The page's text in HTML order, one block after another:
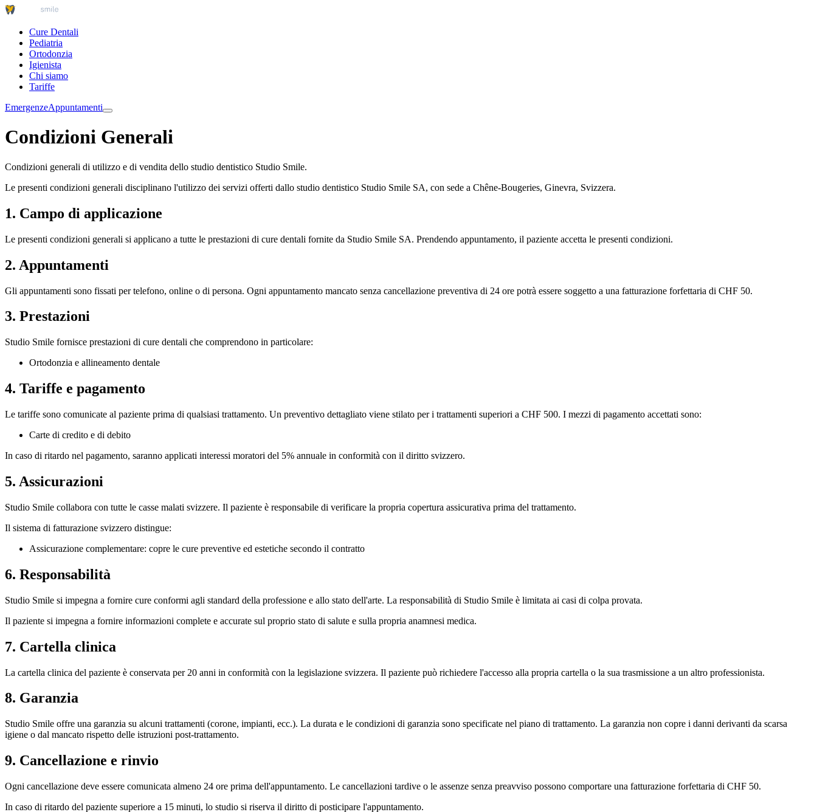
Cure Dentali
Pediatria
Ortodonzia
Igienista
Chi siamo
Tariffe
EmergenzeAppuntamenti
Condizioni Generali
Condizioni generali di utilizzo e di vendita dello studio dentistico Studio Smile.
Le presenti condizioni generali disciplinano l'utilizzo dei servizi offerti dallo studio dentistico Studio Smile SA, con sede a Chêne-Bougeries, Ginevra, Svizzera.
1. Campo di applicazione
Le presenti condizioni generali si applicano a tutte le prestazioni di cure dentali fornite da Studio Smile SA. Prendendo appuntamento, il paziente accetta le presenti condizioni.
2. Appuntamenti
Gli appuntamenti sono fissati per telefono, online o di persona. Ogni appuntamento mancato senza cancellazione preventiva di 24 ore potrà essere soggetto a una fatturazione forfettaria di CHF 50.
3. Prestazioni
Studio Smile fornisce prestazioni di cure dentali che comprendono in particolare:
Ortodonzia e allineamento dentale
4. Tariffe e pagamento
Le tariffe sono comunicate al paziente prima di qualsiasi trattamento. Un preventivo dettagliato viene stilato per i trattamenti superiori a CHF 500. I mezzi di pagamento accettati sono:
Carte di credito e di debito
In caso di ritardo nel pagamento, saranno applicati interessi moratori del 5% annuale in conformità con il diritto svizzero.
5. Assicurazioni
Studio Smile collabora con tutte le casse malati svizzere. Il paziente è responsabile di verificare la propria copertura assicurativa prima del trattamento.
Il sistema di fatturazione svizzero distingue:
Assicurazione complementare: copre le cure preventive ed estetiche secondo il contratto
6. Responsabilità
Studio Smile si impegna a fornire cure conformi agli standard della professione e allo stato dell'arte. La responsabilità di Studio Smile è limitata ai casi di colpa provata.
Il paziente si impegna a fornire informazioni complete e accurate sul proprio stato di salute e sulla propria anamnesi medica.
7. Cartella clinica
La cartella clinica del paziente è conservata per 20 anni in conformità con la legislazione svizzera. Il paziente può richiedere l'accesso alla propria cartella o la sua trasmissione a un altro professionista.
8. Garanzia
Studio Smile offre una garanzia su alcuni trattamenti (corone, impianti, ecc.). La durata e le condizioni di garanzia sono specificate nel piano di trattamento. La garanzia non copre i danni derivanti da scarsa
igiene o dal mancato rispetto delle istruzioni post-trattamento.
9. Cancellazione e rinvio
Ogni cancellazione deve essere comunicata almeno 24 ore prima dell'appuntamento. Le cancellazioni tardive o le assenze senza preavviso possono comportare una fatturazione forfettaria di CHF 50.
In caso di ritardo del paziente superiore a 15 minuti, lo studio si riserva il diritto di posticipare l'appuntamento.